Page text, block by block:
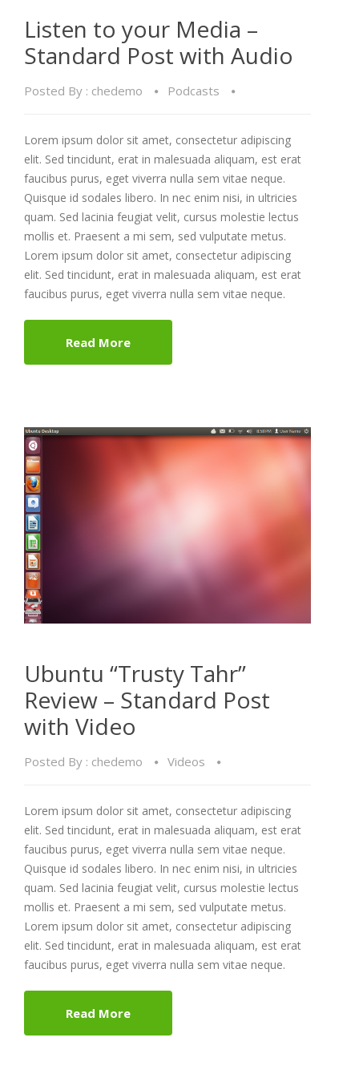
Listen to your Media –
Standard Post with Audio
Posted By : chedemo Podcasts
Lorem ipsum dolor sit amet, consectetur adipiscing
elit. Sed tincidunt, erat in malesuada aliquam, est erat
faucibus purus, eget viverra nulla sem vitae neque.
Quisque id sodales libero. In nec enim nisi, in ultricies
quam. Sed lacinia feugiat velit, cursus molestie lectus
mollis et. Praesent a mi sem, sed vulputate metus.
Lorem ipsum dolor sit amet, consectetur adipiscing
elit. Sed tincidunt, erat in malesuada aliquam, est erat
faucibus purus, eget viverra nulla sem vitae neque.
Read More
Ubuntu “Trusty Tahr”
Review – Standard Post
with Video
Posted By : chedemo Videos
Lorem ipsum dolor sit amet, consectetur adipiscing
elit. Sed tincidunt, erat in malesuada aliquam, est erat
faucibus purus, eget viverra nulla sem vitae neque.
Quisque id sodales libero. In nec enim nisi, in ultricies
quam. Sed lacinia feugiat velit, cursus molestie lectus
mollis et. Praesent a mi sem, sed vulputate metus.
Lorem ipsum dolor sit amet, consectetur adipiscing
elit. Sed tincidunt, erat in malesuada aliquam, est erat
faucibus purus, eget viverra nulla sem vitae neque.
Read More